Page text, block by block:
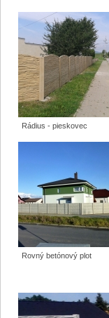
Rádius - pieskovec
Rovný betónový plot